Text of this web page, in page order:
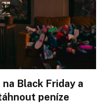
Black Friday a
peníze